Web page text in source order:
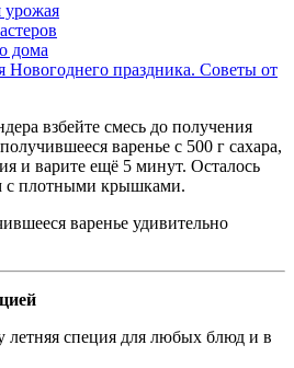
урожая
дома
Новогоднего праздника. Советы от
взбейте смесь до получения
варенье с 500 г сахара,
и варите ещё 5 минут. Осталось
с плотными крышками.
варенье удивительно
летняя специя для любых блюд и в